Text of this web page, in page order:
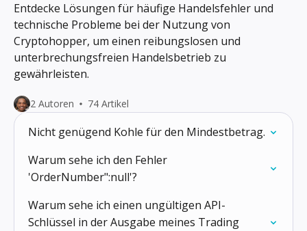
Entdecke Lösungen für häufige Handelsfehler und
technische Probleme bei der Nutzung von
Cryptohopper, um einen reibungslosen und
unterbrechungsfreien Handelsbetrieb zu
gewährleisten.
2 Autoren 74 Artikel
Nicht genügend Kohle für den Mindestbetrag.
Warum sehe ich den Fehler
'OrderNumber":null'?
Warum sehe ich einen ungültigen API-
Schlüssel in der Ausgabe meines Trading